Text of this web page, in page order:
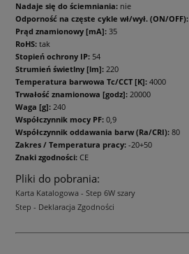
Nadaje się do ściemniania: nie
Odporność na częste cykle wł/wył. (ON/OFF):
Prąd znamionowy [mA]: 35
RoHS: tak
Stopień ochrony IP: 54
Strumień świetlny [lm]: 220
Temperatura barwowa Tc/CCT [K]: 4000
Trwałość znamionowa [godz]: 20000
Waga [g]: 240
Współczynnik mocy PF: 0,9
Współczynnik oddawania barw (Ra/CRI): 80
Zakres / Temperatura pracy: -20+50
Znaki zgodności: CE
Pliki do pobrania:
Karta Katalogowa - Step 6W szary
Step - Deklaracja Zgodności